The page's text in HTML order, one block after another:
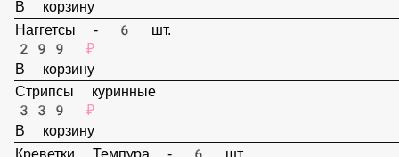
Картофель фри маленький
159 ₽
В корзину
Наггетсы - 6 шт.
299 ₽
В корзину